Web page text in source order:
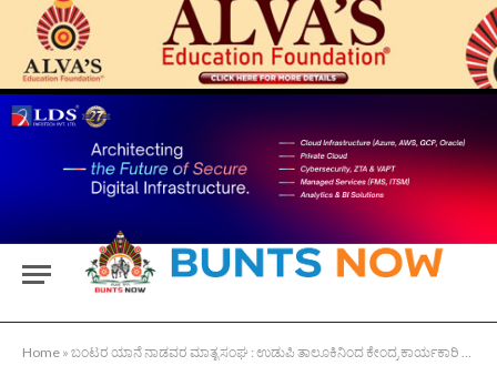
Home » ಬಂಟರ ಯಾನೆ ನಾಡವರ ಮಾತೃ ಸಂಘ : ಉಡುಪಿ ತಾಲೂಕಿನಿಂದ ಕೇಂದ್ರ ಕಾರ್ಯಕಾರಿ ಸಮಿತಿಗೆ ಅವಿರೋಧವಾಗಿ ಆಯ್ಕೆ